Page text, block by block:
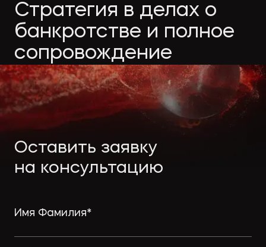
и проектирование
Банкротство
Экологическое
право
компании
Публикации
в СМИ
Полезные
материалы
Статьи
Стратегия в делах о
банкротстве и полное
сопровождение
Оставить заявку
на консультацию